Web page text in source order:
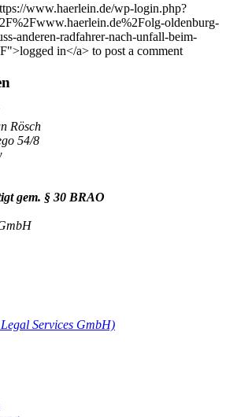
www.haerlein.de/wp-login.php?
oldenburg-
anderen-radfahrer-nach-unfall-beim-
in</a> to post a comment
Rösch
54/8
gem. § 30 BRAO
Services GmbH)